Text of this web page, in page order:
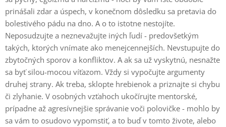
prinášali zdar a úspech, v konečnom dôsledku sa pretavia do
bolestivého pádu na dno. A o to istotne nestojíte.
Neposudzujte a neznevažujte iných ľudí - predovšetkým
takých, ktorých vnímate ako menejcennejších. Nevstupujte do
zbytočných sporov a konfliktov. A ak sa už vyskytnú, nesnažte
sa byť silou-mocou víťazom. Vždy si vypočujte argumenty
druhej strany. Ak treba, sklopte hrebienok a priznajte si chybu
či zlyhanie. V osobných vzťahoch ukočírujte mentorské,
prípadne až agresívnejšie správanie voči polovičke - mohlo by
sa vám to osudovo vypomstiť, a to buď v tomto živote, alebo